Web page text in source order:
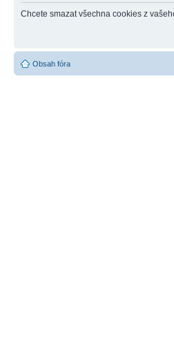
Chcete smazat všechna cookies z
Obsah fóra